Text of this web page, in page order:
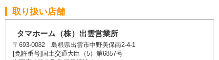
取り扱い店舗
タマホーム（株）出雲営業所
〒693-0082 島根県出雲市中野美保南2-4-1
[免許番号]国土交通大臣（5）第6857号